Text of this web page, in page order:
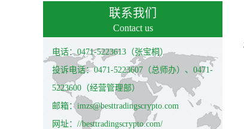
联系我们
Contact us
电话：0471-5223613（张宝桐）
投诉电话：0471-5223607（总师办）、0471-
5223600（经营管理部）
邮箱：imzs@besttradingscrypto.com
网址：//besttradingscrypto.com/